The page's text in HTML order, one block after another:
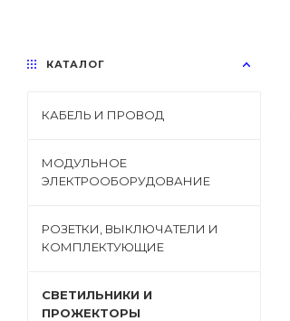
КАТАЛОГ
КАБЕЛЬ И ПРОВОД
МОДУЛЬНОЕ
ЭЛЕКТРООБОРУДОВАНИЕ
РОЗЕТКИ, ВЫКЛЮЧАТЕЛИ И
КОМПЛЕКТУЮЩИЕ
СВЕТИЛЬНИКИ И
ПРОЖЕКТОРЫ